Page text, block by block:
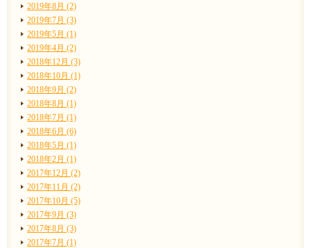
2019年8月 (2)
2019年7月 (3)
2019年5月 (1)
2019年4月 (2)
2018年12月 (3)
2018年10月 (1)
2018年9月 (2)
2018年8月 (1)
2018年7月 (1)
2018年6月 (6)
2018年5月 (1)
2018年2月 (1)
2017年12月 (2)
2017年11月 (2)
2017年10月 (5)
2017年9月 (3)
2017年8月 (3)
2017年7月 (1)